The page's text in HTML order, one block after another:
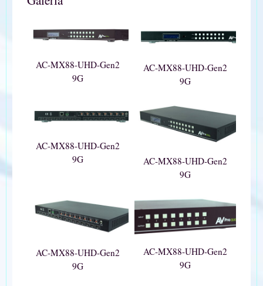
AC-MX88-UHD-Gen2
9G
AC-MX88-UHD-Gen2
9G
AC-MX88-UHD-Gen2
9G
AC-MX88-UHD-Gen2
9G
AC-MX88-UHD-Gen2
9G
AC-MX88-UHD-Gen2
9G